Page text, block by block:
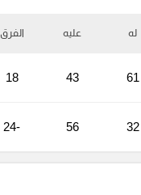
له عليه الفرق
61
43
18
32
56
-24